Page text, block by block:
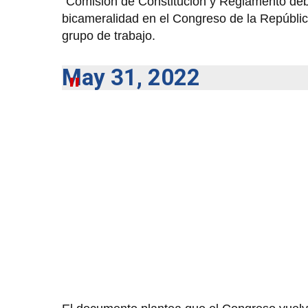
bicameralidad en el Congreso de la
grupo de trabajo.
May 31, 2022